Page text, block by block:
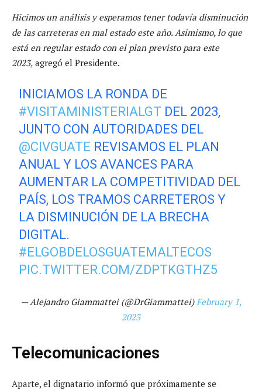
Hicimos un análisis y esperamos tener todavía disminución
de las carreteras en mal estado este año. Asimismo, lo que
está en regular estado con el plan previsto para este
2023, agregó el Presidente.
INICIAMOS LA RONDA DE
#VISITAMINISTERIALGT DEL 2023,
JUNTO CON AUTORIDADES DEL
@CIVGUATE REVISAMOS EL PLAN
ANUAL Y LOS AVANCES PARA
AUMENTAR LA COMPETITIVIDAD DEL
PAÍS, LOS TRAMOS CARRETEROS Y
LA DISMINUCIÓN DE LA BRECHA
DIGITAL.
#ELGOBDELOSGUATEMALTECOS
PIC.TWITTER.COM/ZDPTKGTHZ5
— Alejandro Giammattei (@DrGiammattei) February 1,
2023
Telecomunicaciones
Aparte, el dignatario informó que próximamente se